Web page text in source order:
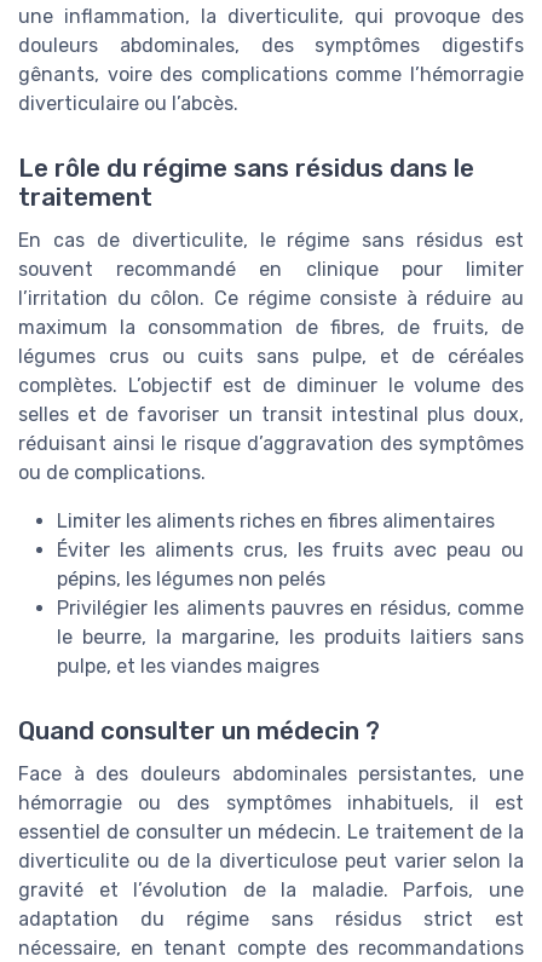
une inflammation, la diverticulite, qui provoque des
douleurs abdominales, des symptômes digestifs
gênants, voire des complications comme l’hémorragie
diverticulaire ou l’abcès.
Le rôle du régime sans résidus dans le
traitement
En cas de diverticulite, le régime sans résidus est
souvent recommandé en clinique pour limiter
l’irritation du côlon. Ce régime consiste à réduire au
maximum la consommation de fibres, de fruits, de
légumes crus ou cuits sans pulpe, et de céréales
complètes. L’objectif est de diminuer le volume des
selles et de favoriser un transit intestinal plus doux,
réduisant ainsi le risque d’aggravation des symptômes
ou de complications.
Limiter les aliments riches en fibres alimentaires
Éviter les aliments crus, les fruits avec peau ou
pépins, les légumes non pelés
Privilégier les aliments pauvres en résidus, comme
le beurre, la margarine, les produits laitiers sans
pulpe, et les viandes maigres
Quand consulter un médecin ?
Face à des douleurs abdominales persistantes, une
hémorragie ou des symptômes inhabituels, il est
essentiel de consulter un médecin. Le traitement de la
diverticulite ou de la diverticulose peut varier selon la
gravité et l’évolution de la maladie. Parfois, une
adaptation du régime sans résidus strict est
nécessaire, en tenant compte des recommandations